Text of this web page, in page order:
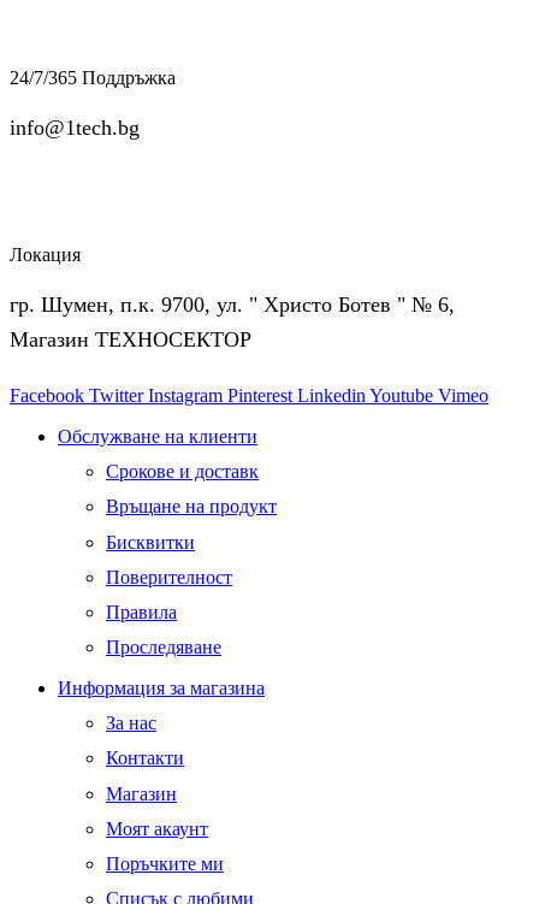
24/7/365 Поддръжка
info@1tech.bg
Локация
гр. Шумен, п.к. 9700, ул. " Христо Ботев " № 6,
Магазин ТЕХНОСЕКТОР
Facebook Twitter Instagram Pinterest Linkedin Youtube Vimeo
Обслужване на клиенти
Срокове и доставк
Връщане на продукт
Бисквитки
Поверителност
Правила
Проследяване
Информация за магазина
За нас
Контакти
Магазин
Моят акаунт
Поръчките ми
Списък с любими